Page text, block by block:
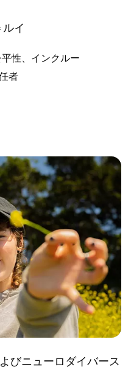
イ
性、インクルー
者
びニューロダイバース